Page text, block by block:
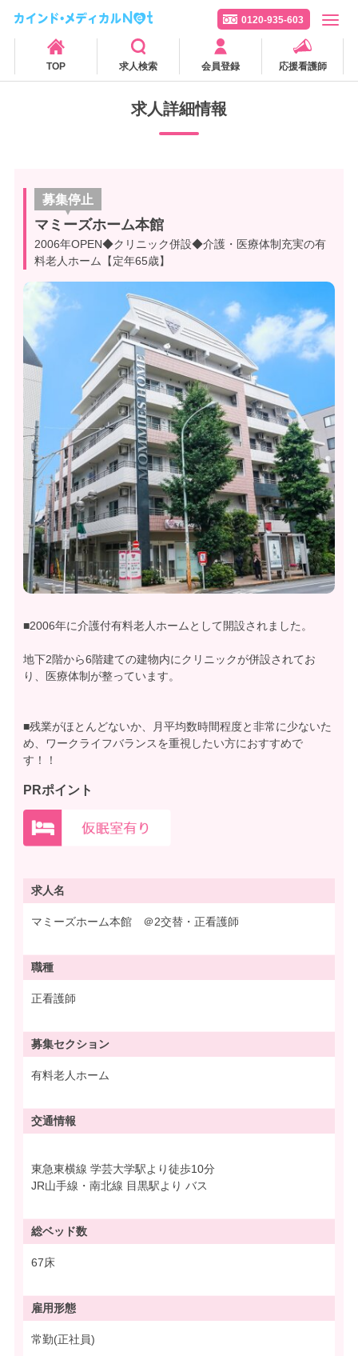
0120-935-603
TOP 求人検索 会員登録 応援看護師
求人詳細情報
募集停止
マミーズホーム本館
2006年OPEN◆クリニック併設◆介護・医療体制充実の有
料老人ホーム【定年65歳】
■2006年に介護付有料老人ホームとして開設されました。
地下2階から6階建ての建物内にクリニックが併設されてお
り、医療体制が整っています。
■残業がほとんどないか、月平均数時間程度と非常に少ないた
め、ワークライフバランスを重視したい方におすすめで
す！！
PRポイント
求人名
マミーズホーム本館 ＠2交替・正看護師
職種
正看護師
募集セクション
有料老人ホーム
交通情報
東急東横線 学芸大学駅より徒歩10分
JR山手線・南北線 目黒駅より バス
総ベッド数
67床
雇用形態
常勤(正社員)